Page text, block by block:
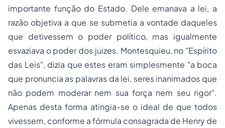
importante função do Estado. Dele emanava a lei, a
razão objetiva a que se submetia a vontade daqueles
que detivessem o poder político, mas igualmente
esvaziava o poder dos juizes. Montesquieu, no "Espírito
das Leis", dizia que estes eram simplesmente "a boca
que pronuncia as palavras da lei, seres inanimados que
não podem moderar nem sua força nem seu rigor".
Apenas desta forma atingia-se o ideal de que todos
vivessem, conforme a fórmula consagrada de Henry de